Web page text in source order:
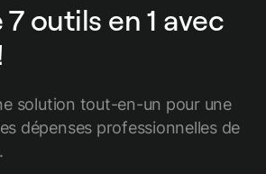
outils en 1 avec
solution tout-en-un pour une
dépenses professionnelles de